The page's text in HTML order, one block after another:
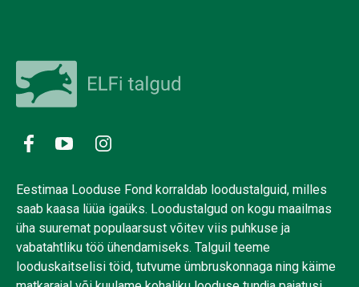
Eestimaa Looduse Fond korraldab loodustalguid, milles
saab kaasa lüüa igaüks. Loodustalgud on kogu maailmas
üha suuremat populaarsust võitev viis puhkuse ja
vabatahtliku töö ühendamiseks. Talguil teeme
looduskaitselisi töid, tutvume ümbruskonnaga ning käime